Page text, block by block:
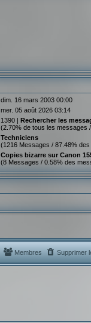
dim. 16 mars 2003 00:00
mer. 05 août 2026 03:14
1390 |Rechercher les
(2.70% de tous les messages
Techniciens
(1216 Messages / 87.48%
Copies bizarre sur Canon
(8 Messages / 0.58% des
Supprimer
Membres